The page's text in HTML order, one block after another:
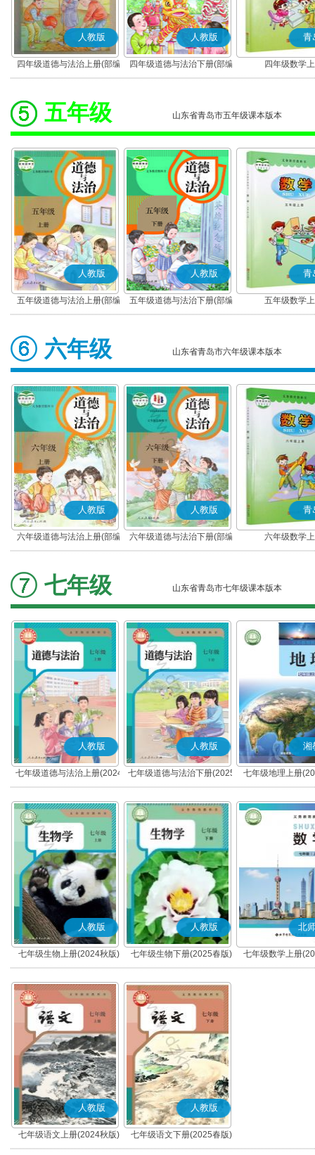
人教版
四年级道德与法治上册(部编
版)
人教版
四年级道德与法治下册(部编
版)
青
四年级数学
五年级 山东省青岛市五年级课本版本
人教版
五年级道德与法治上册(部编
版)
人教版
五年级道德与法治下册(部编
版)
青
五年级数学
六年级 山东省青岛市六年级课本版本
人教版
六年级道德与法治上册(部编
版)
人教版
六年级道德与法治下册(部编
版)
青
六年级数学
七年级 山东省青岛市七年级课本版本
人教版
七年级道德与法治上册(2024
秋版)(部编版)
人教版
七年级道德与法治下册(2025
春版)(部编版)
湘
七年级地理上册
人教版
七年级生物上册(2024秋版)
人教版
七年级生物下册(2025春版)
北
七年级数学上册
人教版
七年级语文上册(2024秋版)
(部编版)
人教版
七年级语文下册(2025春版)
(部编版)